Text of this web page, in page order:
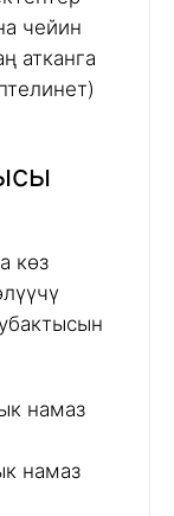
чейин
атканга
көз
намаз
намаз